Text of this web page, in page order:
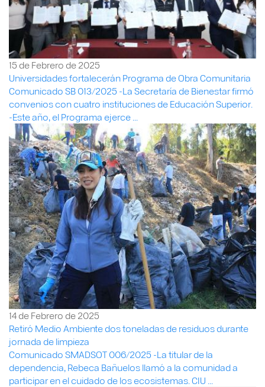
15 de Febrero de 2025
Universidades fortalecerán Programa de Obra Comunitaria
Comunicado SB 013/2025 -La Secretaría de Bienestar firmó
convenios con cuatro instituciones de Educación Superior.
-Este año, el Programa ejerce ...
14 de Febrero de 2025
Retiró Medio Ambiente dos toneladas de residuos durante
jornada de limpieza
Comunicado SMADSOT 006/2025 -La titular de la
dependencia, Rebeca Bañuelos llamó a la comunidad a
participar en el cuidado de los ecosistemas. CIU ...